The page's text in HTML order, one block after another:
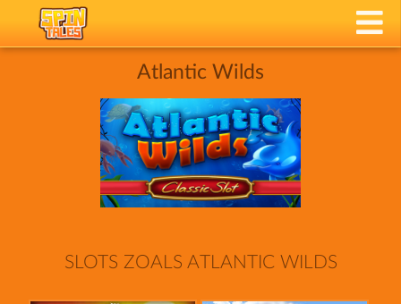
Atlantic Wilds
SLOTS ZOALS ATLANTIC WILDS